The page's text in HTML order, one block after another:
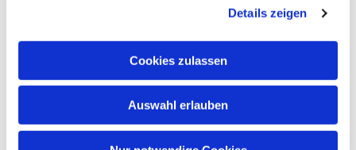
Details zeigen
Cookies zulassen
Auswahl erlauben